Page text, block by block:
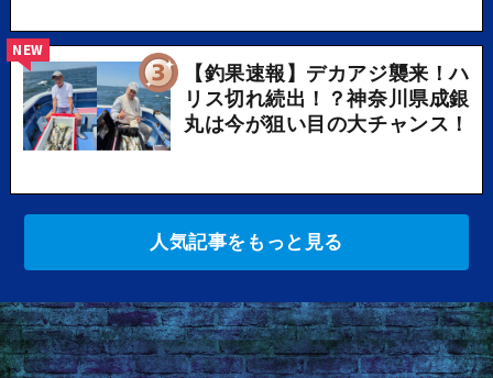
【釣果速報】デカアジ襲来！ハ
リス切れ続出！？神奈川県成銀
丸は今が狙い目の大チャンス！
NEW
人気記事をもっと見る